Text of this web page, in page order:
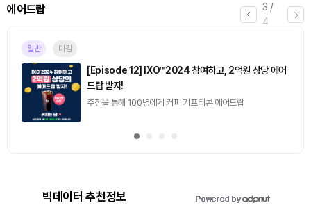
3 /
4
에어드랍
일반 마감
[Episode 12] IXO™2024 참여하고, 2억원 상당 에어
드랍 받자!
추첨을 통해 100명에게 커피 기프티콘 에어드랍
빅데이터 추천정보